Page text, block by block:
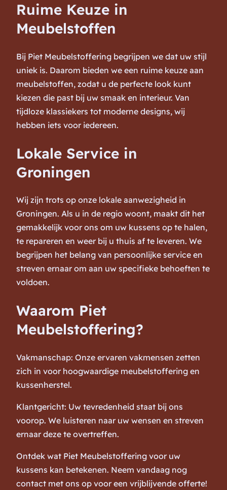
Ruime Keuze in
Meubelstoffen
Bij Piet Meubelstoffering begrijpen we dat uw stijl
uniek is. Daarom bieden we een ruime keuze aan
meubelstoffen, zodat u de perfecte look kunt
kiezen die past bij uw smaak en interieur. Van
tijdloze klassiekers tot moderne designs, wij
hebben iets voor iedereen.
Lokale Service in
Groningen
Wij zijn trots op onze lokale aanwezigheid in
Groningen. Als u in de regio woont, maakt dit het
gemakkelijk voor ons om uw kussens op te halen,
te repareren en weer bij u thuis af te leveren. We
begrijpen het belang van persoonlijke service en
streven ernaar om aan uw specifieke behoeften te
voldoen.
Waarom Piet
Meubelstoffering?
Vakmanschap: Onze ervaren vakmensen zetten
zich in voor hoogwaardige meubelstoffering en
kussenherstel.
Klantgericht: Uw tevredenheid staat bij ons
voorop. We luisteren naar uw wensen en streven
ernaar deze te overtreffen.
Ontdek wat Piet Meubelstoffering voor uw
kussens kan betekenen. Neem vandaag nog
contact met ons op voor een vrijblijvende offerte!